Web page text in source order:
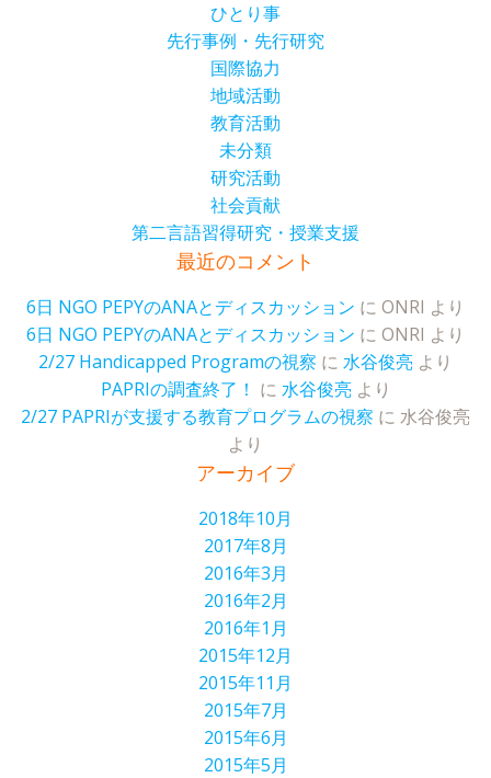
ひとり事
先行事例・先行研究
国際協力
地域活動
教育活動
未分類
研究活動
社会貢献
第二言語習得研究・授業支援
最近のコメント
6日 NGO PEPYのANAとディスカッション に ONRI より
6日 NGO PEPYのANAとディスカッション に ONRI より
2/27 Handicapped Programの視察 に 水谷俊亮 より
PAPRIの調査終了！ に 水谷俊亮より
2/27 PAPRIが支援する教育プログラムの視察 に 水谷俊亮
より
アーカイブ
2018年10月
2017年8月
2016年3月
2016年2月
2016年1月
2015年12月
2015年11月
2015年7月
2015年6月
2015年5月